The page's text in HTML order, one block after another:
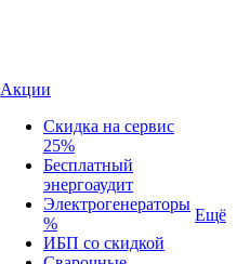
Акции
Скидка на сервис
25%
Бесплатный
энергоаудит
Электрогенераторы
%
ИБП со скидкой
Ещё